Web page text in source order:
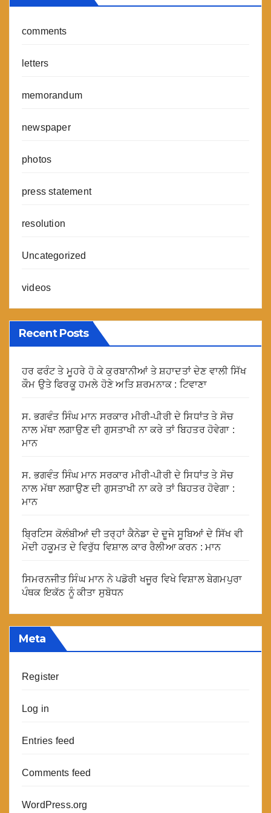
comments
letters
memorandum
newspaper
photos
press statement
resolution
Uncategorized
videos
Recent Posts
ਹਰ ਫਰੰਟ ਤੇ ਮੂਹਰੇ ਹੋ ਕੇ ਕੁਰਬਾਨੀਆਂ ਤੇ ਸ਼ਹਾਦਤਾਂ ਦੇਣ ਵਾਲੀ ਸਿੱਖ
ਕੌਮ ਉਤੇ ਫਿਰਕੂ ਹਮਲੇ ਹੋਣੇ ਅਤਿ ਸ਼ਰਮਨਾਕ : ਟਿਵਾਣਾ
ਸ. ਭਗਵੰਤ ਸਿੰਘ ਮਾਨ ਸਰਕਾਰ ਮੀਰੀ-ਪੀਰੀ ਦੇ ਸਿਧਾਂਤ ਤੇ ਸੋਚ
ਨਾਲ ਮੱਥਾ ਲਗਾਉਣ ਦੀ ਗੁਸਤਾਖੀ ਨਾ ਕਰੇ ਤਾਂ ਬਿਹਤਰ ਹੋਵੇਗਾ :
ਮਾਨ
ਸ. ਭਗਵੰਤ ਸਿੰਘ ਮਾਨ ਸਰਕਾਰ ਮੀਰੀ-ਪੀਰੀ ਦੇ ਸਿਧਾਂਤ ਤੇ ਸੋਚ
ਨਾਲ ਮੱਥਾ ਲਗਾਉਣ ਦੀ ਗੁਸਤਾਖੀ ਨਾ ਕਰੇ ਤਾਂ ਬਿਹਤਰ ਹੋਵੇਗਾ :
ਮਾਨ
ਬ੍ਰਿਟਿਸ ਕੋਲੰਬੀਆਂ ਦੀ ਤਰ੍ਹਾਂ ਕੈਨੇਡਾ ਦੇ ਦੂਜੇ ਸੂਬਿਆਂ ਦੇ ਸਿੱਖ ਵੀ
ਮੋਦੀ ਹਕੂਮਤ ਦੇ ਵਿਰੁੱਧ ਵਿਸ਼ਾਲ ਕਾਰ ਰੈਲੀਆ ਕਰਨ : ਮਾਨ
ਸਿਮਰਨਜੀਤ ਸਿੰਘ ਮਾਨ ਨੇ ਪਡੋਰੀ ਖਜੂਰ ਵਿਖੇ ਵਿਸ਼ਾਲ ਬੇਗਮਪੁਰਾ
ਪੰਥਕ ਇਕੱਠ ਨੂੰ ਕੀਤਾ ਸੁਬੋਧਨ
Meta
Register
Log in
Entries feed
Comments feed
WordPress.org